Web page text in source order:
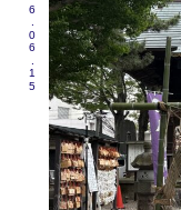
2026.06.15